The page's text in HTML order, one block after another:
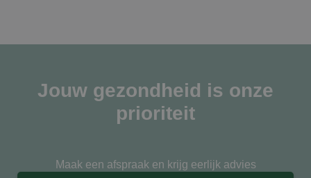
Jouw gezondheid is onze
prioriteit
Maak een afspraak en krijg eerlijk advies